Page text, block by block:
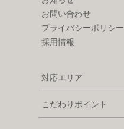
お問い合わせ
プライバシーポリシー
採用情報
対応エリア
こだわりポイント